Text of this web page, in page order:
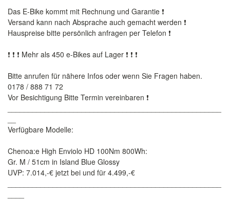
Das E-Bike kommt mit Rechnung und Garantie ❗
Versand kann nach Absprache auch gemacht werden ❗
Hauspreise bitte persönlich anfragen per Telefon ❗
❗ ❗ ❗ Mehr als 450 e-Bikes auf Lager ❗ ❗ ❗
Bitte anrufen für nähere Infos oder wenn Sie Fragen haben.
0178 / 888 71 72
Vor Besichtigung Bitte Termin vereinbaren ❗
Verfügbare Modelle:
Chenoa:e High Enviolo HD 100Nm 800Wh:
Gr. M / 51cm in Island Blue Glossy
UVP: 7.014,-€ jetzt bei und für 4.499,-€